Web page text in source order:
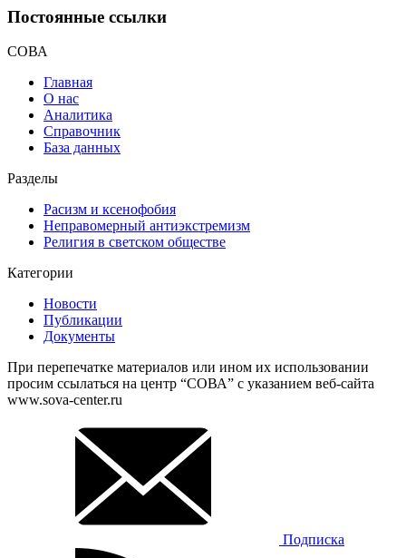
Постоянные ссылки
СОВА
Главная
О нас
Аналитика
Справочник
База данных
Разделы
Расизм и ксенофобия
Неправомерный антиэкстремизм
Религия в светском обществе
Категории
Новости
Публикации
Документы
При перепечатке материалов или ином их использовании
просим ссылаться на центр “СОВА” с указанием веб-сайта
www.sova-center.ru
Подписка